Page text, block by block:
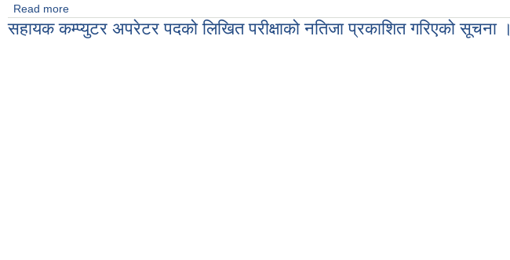
Read more
सहायक कम्प्युटर अपरेटर पदको लिखित परीक्षाको नतिजा प्रकाशित गरिएको सूचना ।